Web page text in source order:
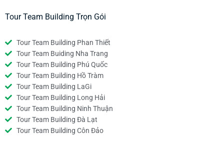
Tour Team Building Trọn Gói
Tour Team Building Phan Thiết
Tour Team Buiding Nha Trang
Tour Team Building Phú Quốc
Tour Team Building Hồ Tràm
Tour Team Building LaGi
Tour Team Building Long Hải
Tour Team Building Ninh Thuận
Tour Team Building Đà Lạt
Tour Team Building Côn Đảo